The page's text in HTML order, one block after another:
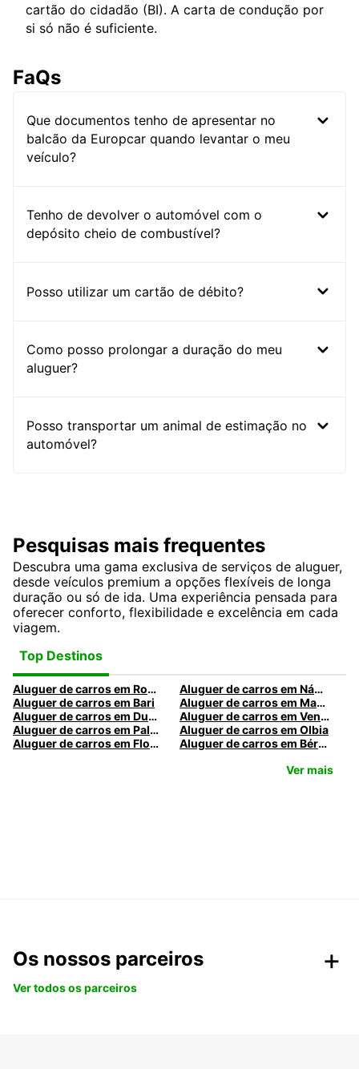
cartão do cidadão (BI). A carta de condução por
si só não é suficiente.
FaQs
Que documentos tenho de apresentar no
balcão da Europcar quando levantar o meu
veículo?
Tenho de devolver o automóvel com o
depósito cheio de combustível?
Posso utilizar um cartão de débito?
Como posso prolongar a duração do meu
aluguer?
Posso transportar um animal de estimação no
automóvel?
Pesquisas mais frequentes
Descubra uma gama exclusiva de serviços de aluguer,
desde veículos premium a opções flexíveis de longa
duração ou só de ida. Uma experiência pensada para
oferecer conforto, flexibilidade e excelência em cada
viagem.
Top Destinos
Aluguer de carros em Roma
Aluguer de carros em Nápoles
Aluguer de carros em Bari
Aluguer de carros em Madrid
Aluguer de carros em Dublin
Aluguer de carros em Veneza
Aluguer de carros em Palermo
Aluguer de carros em Olbia
Aluguer de carros em Florença
Aluguer de carros em Bérgamo
Ver mais
Os nossos parceiros
Ver todos os parceiros